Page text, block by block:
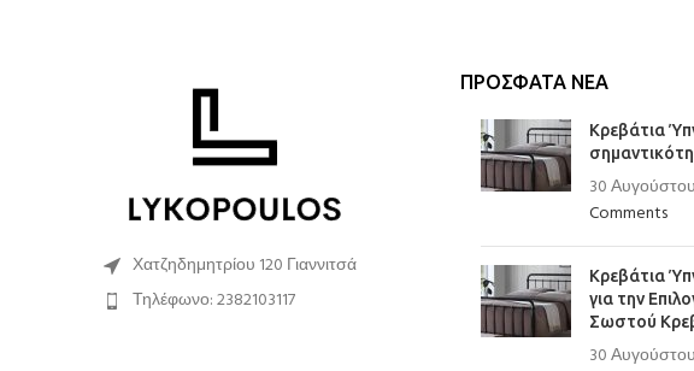
Χατζηδημητρίου 120 Γιαννιτσά
Τηλέφωνο: 2382103117
ΠΡΌΣΦΑΤΑ ΝΈΑ
Κρεβάτια
30
Comments
Κρεβάτια
για την
Σωστού
30